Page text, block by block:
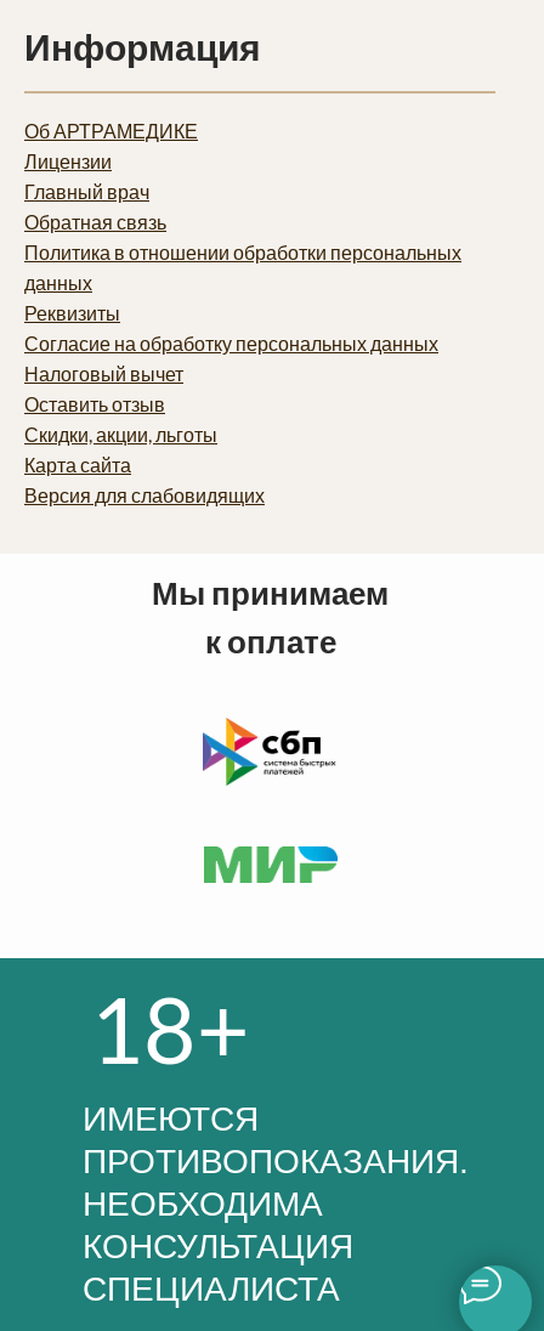
Информация
Об АРТРАМЕДИКЕ
Лицензии
Главный врач
Обратная связь
Политика в отношении обработки персональных
данных
Реквизиты
Согласие на обработку персональных данных
Налоговый вычет
Оставить отзыв
Скидки, акции, льготы
Карта сайта
Версия для слабовидящих
Мы принимаем
к оплате
ИМЕЮТСЯ
ПРОТИВОПОКАЗАНИЯ.
НЕОБХОДИМА
КОНСУЛЬТАЦИЯ
СПЕЦИАЛИСТА
18+